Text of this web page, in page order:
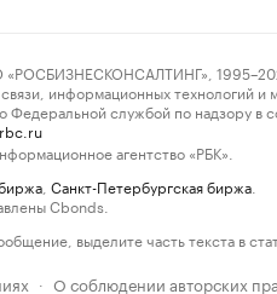
1995–2026.
информационных технологий
Федеральной службой по надзору
агентство «РБК».
Санкт-Петербургская биржа
Cbonds.
выделите часть текста в
· О соблюдении авторских